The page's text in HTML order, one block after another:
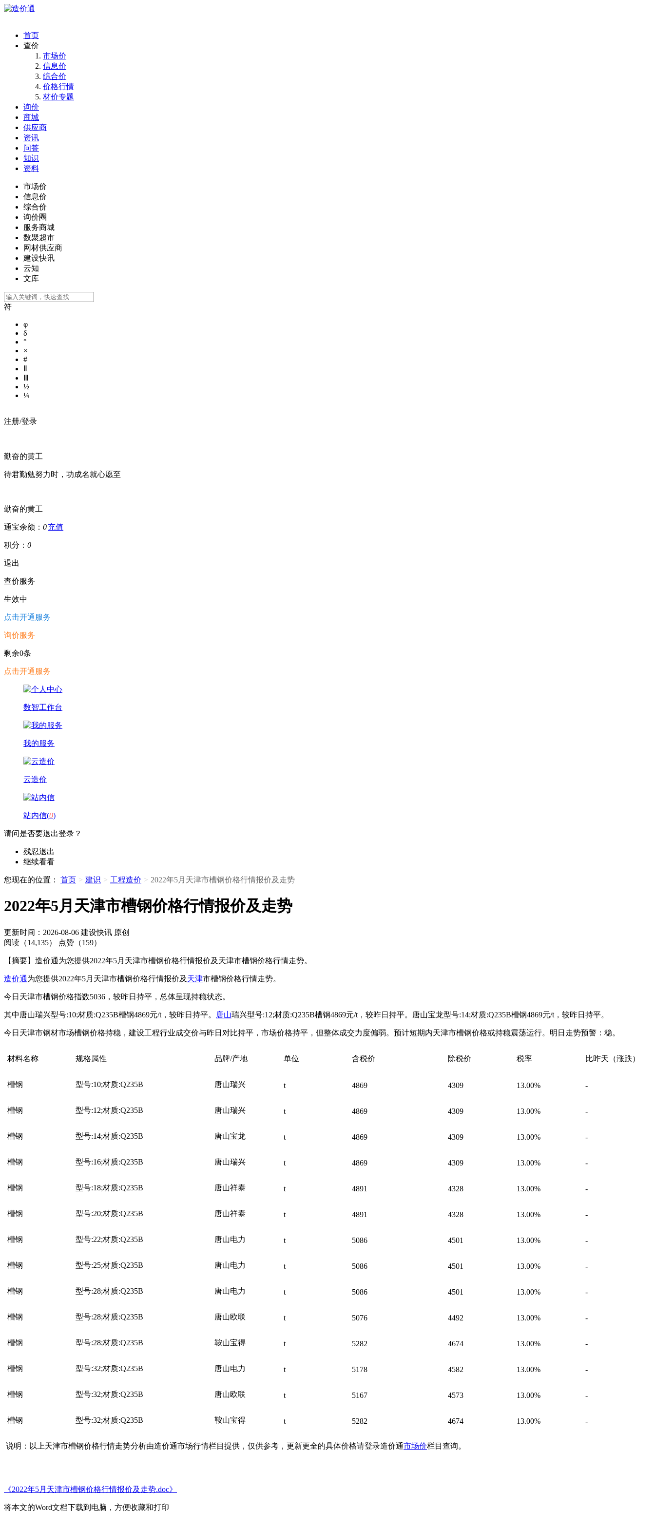
首页
查价
市场价
信息价
综合价
价格行情
材价专题
询价
商城
供应商
资讯
问答
知识
资料
市场价
信息价
综合价
询价圈
服务商城
数聚超市
网材供应商
建设快讯
云知
文库
符
φ
δ
°
×
#
½
¼
注册/登录
勤奋的黄工
待君勤勉努力时，功成名就心愿至
勤奋的黄工
通宝余额： 0充值
积分： 0
退出
查价服务
生效中
点击开通服务
询价服务
剩余0条
点击开通服务
数智工作台
我的服务
云造价
站内信(0)
请问是否要退出登录？
残忍退出
继续看看
您现在的位置： 首页 > 建识 > 工程造价 > 2022年5月天津市槽钢价格行情报价及走势
2022年5月天津市槽钢价格行情报价及走势
更新时间：2026-08-06 建设快讯 原创
阅读（14,135）
点赞（159）
【摘要】造价通为您提供2022年5月天津市槽钢价格行情报价及天津市槽钢价格行情走势。
造价通为您提供2022年5月天津市槽钢价格行情报价及 天津市槽钢价格行情走势。
今日天津市槽钢价格指数5036，较昨日持平，总体呈现持稳状态。
其中唐山瑞兴型号:10;材质:Q235B槽钢4869元/t，较昨日持平。 唐山瑞兴型号:12;材质:Q235B槽钢4869元/t，较昨日持平。唐山宝龙型号:14;材质:Q235B槽钢4869元/t，较昨日持平。
今日天津市钢材市场槽钢价格持稳，建设工程行业成交价与昨日对比持平，市场价格持平，但整体成交力度偏弱。预计短期内天津市槽钢价格或持稳震荡运行。明日走势预警：稳。
材料名称 规格属性 品牌/产地 单位 含税价 除税价 税率 比昨天（涨跌）
槽钢 型号:10;材质:Q235B 唐山瑞兴 t 4869 4309 13.00% -
槽钢 型号:12;材质:Q235B 唐山瑞兴 t 4869 4309 13.00% -
槽钢 型号:14;材质:Q235B 唐山宝龙 t 4869 4309 13.00% -
槽钢 型号:16;材质:Q235B 唐山瑞兴 t 4869 4309 13.00% -
槽钢 型号:18;材质:Q235B 唐山祥泰 t 4891 4328 13.00% -
槽钢 型号:20;材质:Q235B 唐山祥泰 t 4891 4328 13.00% -
槽钢 型号:22;材质:Q235B 唐山电力 t 5086 4501 13.00% -
槽钢 型号:25;材质:Q235B 唐山电力 t 5086 4501 13.00% -
槽钢 型号:28;材质:Q235B 唐山电力 t 5086 4501 13.00% -
槽钢 型号:28;材质:Q235B 唐山欧联 t 5076 4492 13.00% -
槽钢 型号:28;材质:Q235B 鞍山宝得 t 5282 4674 13.00% -
槽钢 型号:32;材质:Q235B 唐山电力 t 5178 4582 13.00% -
槽钢 型号:32;材质:Q235B 唐山欧联 t 5167 4573 13.00% -
槽钢 型号:32;材质:Q235B 鞍山宝得 t 5282 4674 13.00% -
说明：以上天津市槽钢价格行情走势分析由造价通市场行情栏目提供 ，仅供参考， 更新更全的具体价格请登录造价通市场价栏目查询。
《2022年5月天津市槽钢价格行情报价及走势.doc》
将本文的Word文档下载到电脑，方便收藏和打印